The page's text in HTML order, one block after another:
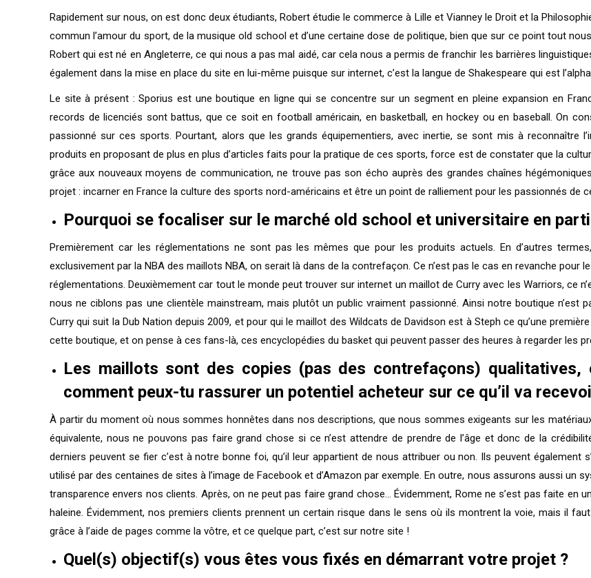
Rapidement sur nous, on est donc deux étudiants, Robert étudie le commerce à Lille et Vianney le Droit et la
commun l’amour du sport, de la musique old school et d’une certaine dose de politique, bien que sur ce point tout
Robert qui est né en Angleterre, ce qui nous a pas mal aidé, car cela nous a permis de franchir les barrières
également dans la mise en place du site en lui-même puisque sur internet, c’est la langue de Shakespeare qui est l’alpha
Le site à présent : Sporius est une boutique en ligne qui se concentre sur un segment en pleine expansion en
records de licenciés sont battus, que ce soit en football américain, en basketball, en hockey ou en baseball. On
passionné sur ces sports. Pourtant, alors que les grands équipementiers, avec inertie, se sont mis à reconnaître
produits en proposant de plus en plus d’articles faits pour la pratique de ces sports, force est de constater que la
grâce aux nouveaux moyens de communication, ne trouve pas son écho auprès des grandes chaînes
projet : incarner en France la culture des sports nord-américains et être un point de ralliement pour les passionnés de
Pourquoi se focaliser sur le marché old school et universitaire en
Premièrement car les réglementations ne sont pas les mêmes que pour les produits actuels. En d’autres
exclusivement par la NBA des maillots NBA, on serait là dans de la contrefaçon. Ce n’est pas le cas en revanche
réglementations. Deuxièmement car tout le monde peut trouver sur internet un maillot de Curry avec les Warriors, ce
nous ne ciblons pas une clientèle mainstream, mais plutôt un public vraiment passionné. Ainsi notre boutique
Curry qui suit la Dub Nation depuis 2009, et pour qui le maillot des Wildcats de Davidson est à Steph ce qu’une
cette boutique, et on pense à ces fans-là, ces encyclopédies du basket qui peuvent passer des heures à regarder les
Les maillots sont des copies (pas des contrefaçons)
comment peux-tu rassurer un potentiel acheteur sur ce qu’il va
À partir du moment où nous sommes honnêtes dans nos descriptions, que nous sommes exigeants sur les
équivalente, nous ne pouvons pas faire grand chose si ce n’est attendre de prendre de l’âge et donc de la
derniers peuvent se fier c’est à notre bonne foi, qu’il leur appartient de nous attribuer ou non. Ils peuvent également
utilisé par des centaines de sites à l’image de Facebook et d’Amazon par exemple. En outre, nous assurons aussi un
transparence envers nos clients. Après, on ne peut pas faire grand chose… Évidemment, Rome ne s’est pas faite en
haleine. Évidemment, nos premiers clients prennent un certain risque dans le sens où ils montrent la voie, mais il
grâce à l’aide de pages comme la vôtre, et ce quelque part, c’est sur notre site !
Quel(s) objectif(s) vous êtes vous fixés en démarrant votre projet ?